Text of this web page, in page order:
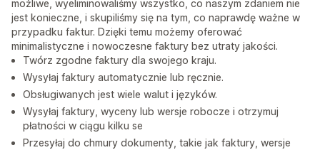
możliwe, wyeliminowaliśmy wszystko, co naszym zdaniem nie
jest konieczne, i skupiliśmy się na tym, co naprawdę ważne w
przypadku faktur. Dzięki temu możemy oferować
minimalistyczne i nowoczesne faktury bez utraty jakości.
Twórz zgodne faktury dla swojego kraju.
Wysyłaj faktury automatycznie lub ręcznie.
Obsługiwanych jest wiele walut i języków.
Wysyłaj faktury, wyceny lub wersje robocze i otrzymuj
płatności w ciągu kilku se
Przesyłaj do chmury dokumenty, takie jak faktury, wersje